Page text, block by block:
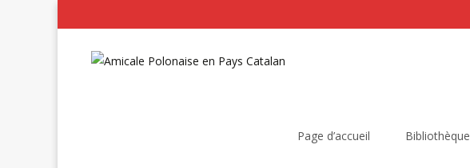
Page d’accueil Bibliothèque